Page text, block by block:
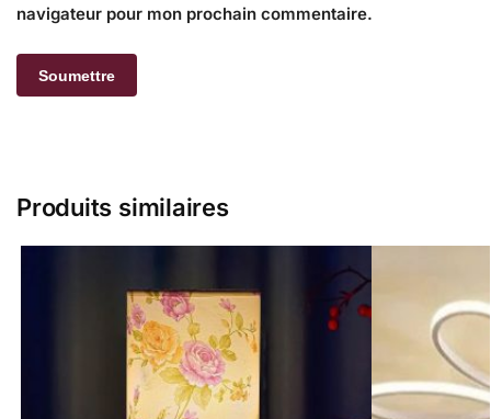
navigateur pour mon prochain commentaire.
Produits similaires